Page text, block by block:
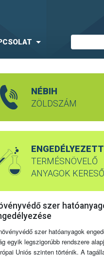
NÉBIH
ZÖLDSZÁM
ENGEDÉLYEZETT
TERMÉSNÖVELŐ
ANYAGOK
szer
szer hatóanyagok
egyik legszigorúbb rendszere
Uniós szinten történik. A